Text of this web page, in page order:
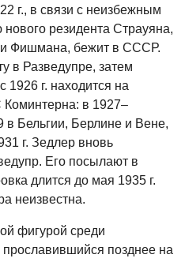
г., в связи с неизбежным
резидента Страуяна,
Фишмана, бежит в СССР.
в Разведупре, затем
1926 г. находится на
в 1927–
в Бельгии, Берлине и Вене,
г. Зедлер вновь
Его посылают в
длится до мая 1935 г.
неизвестна.
фигурой среди
позднее на